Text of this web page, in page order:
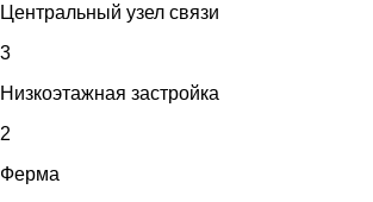
Центральный узел связи
3
Низкоэтажная застройка
2
Ферма